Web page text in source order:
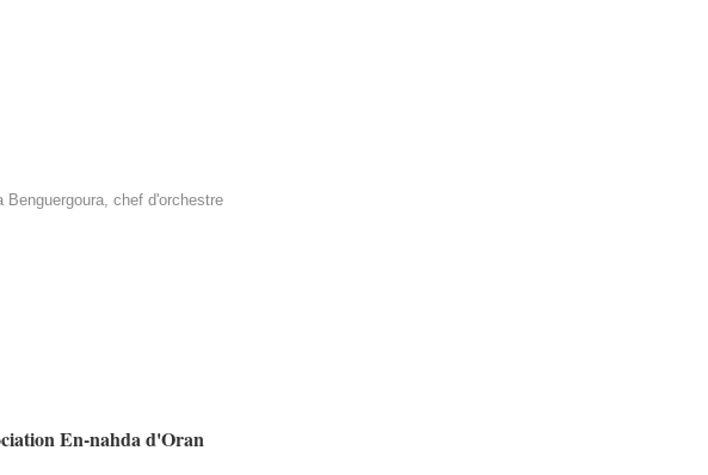
Benguergoura, chef d'orchestre
En-nahda d'Oran